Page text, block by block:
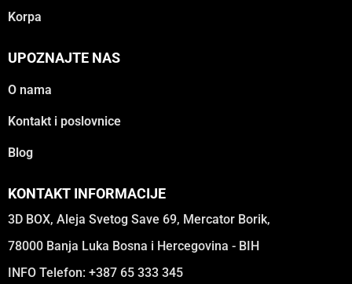
Korpa
UPOZNAJTE NAS
O nama
Kontakt i poslovnice
Blog
KONTAKT INFORMACIJE
3D BOX, Aleja Svetog Save 69, Mercator Borik,
78000 Banja Luka Bosna i Hercegovina - BIH
INFO Telefon: +387 65 333 345